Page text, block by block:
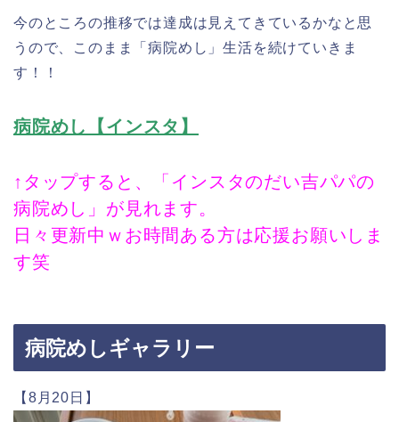
今のところの推移では達成は見えてきているかなと思
うので、このまま「病院めし」生活を続けていきま
す！！
病院めし【インスタ】
↑タップすると、「インスタのだい吉パパの
病院めし」が見れます。
日々更新中ｗお時間ある方は応援お願いしま
す笑
病院めしギャラリー
【8月20日】